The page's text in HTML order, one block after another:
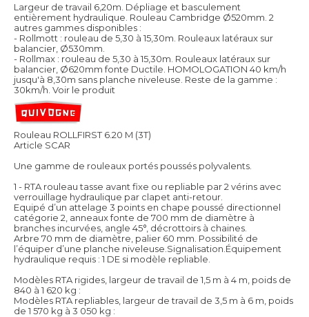
Largeur de travail 6,20m. Dépliage et basculement
entièrement hydraulique. Rouleau Cambridge Ø520mm. 2
autres gammes disponibles :
- Rollmott : rouleau de 5,30 à 15,30m. Rouleaux latéraux sur
balancier, Ø530mm.
- Rollmax : rouleau de 5,30 à 15,30m. Rouleaux latéraux sur
balancier, Ø620mm fonte Ductile. HOMOLOGATION 40 km/h
jusqu'à 8,30m sans planche niveleuse. Reste de la gamme :
30km/h. Voir le produit
Rouleau ROLLFIRST 6.20 M (3T)
Article SCAR
Une gamme de rouleaux portés poussés polyvalents.
1 - RTA rouleau tasse avant fixe ou repliable par 2 vérins avec
verrouillage hydraulique par clapet anti-retour.
Equipé d’un attelage 3 points en chape poussé directionnel
catégorie 2, anneaux fonte de 700 mm de diamètre à
branches incurvées, angle 45°, décrottoirs à chaines.
Arbre 70 mm de diamètre, palier 60 mm. Possibilité de
l’équiper d’une planche niveleuse.Signalisation.Équipement
hydraulique requis : 1 DE si modèle repliable.
Modèles RTA rigides, largeur de travail de 1,5 m à 4 m, poids de
840 à 1 620 kg :
Modèles RTA repliables, largeur de travail de 3,5 m à 6 m, poids
de 1 570 kg à 3 050 kg :